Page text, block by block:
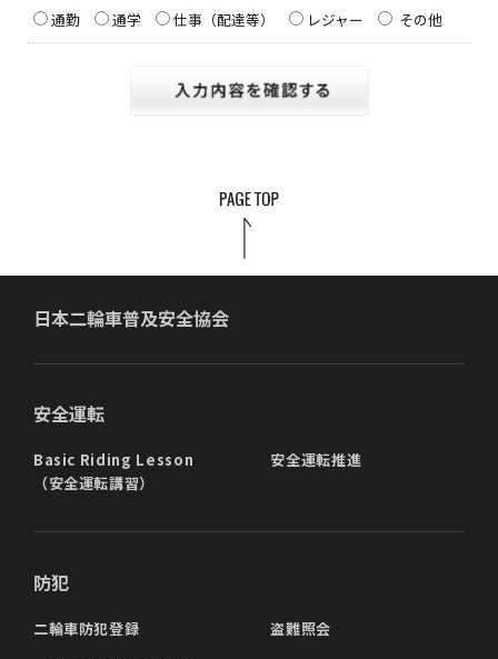
通勤 通学 仕事（配達等） レジャー その他
日本二輪車普及安全協会
安全運転
Basic Riding Lesson
（安全運転講習）
安全運転推進
防犯
二輪車防犯登録 盗難照会